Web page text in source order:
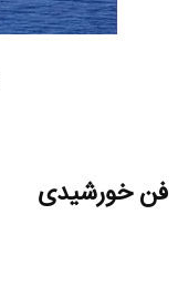
فن خورشیدی